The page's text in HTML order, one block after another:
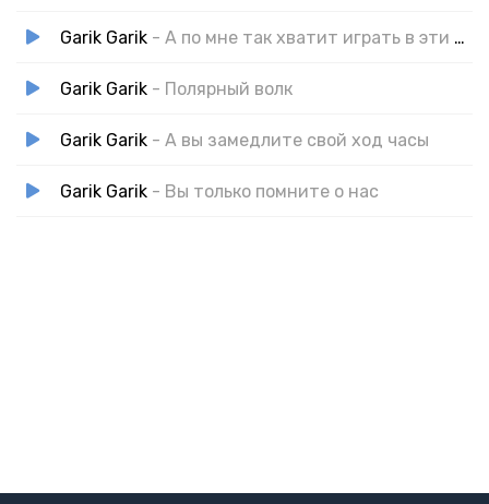
Garik Garik - А по мне так хватит играть в эти игры
Garik Garik - Полярный волк
Garik Garik - А вы замедлите свой ход часы
Garik Garik - Вы только помните о нас